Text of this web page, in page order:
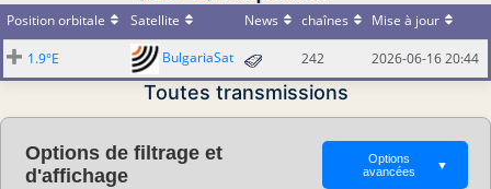
Position orbitale Satellite News chaînes Mise à jour
1.9°E BulgariaSat 242 2026-06-16 20:44
Toutes transmissions
Options de filtrage et
d'affichage
Options
avancées
▼